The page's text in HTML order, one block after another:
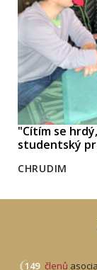
149 členů
"Cítím se
studentský
CHRUDIM